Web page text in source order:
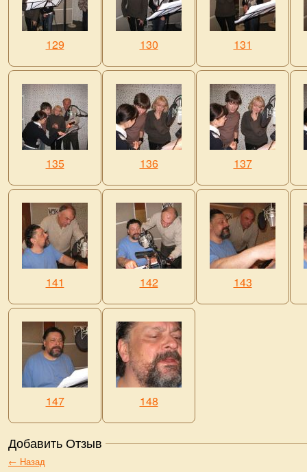
129 130 131
135 136 137
141 142 143
147 148
Добавить Отзыв
← Назад